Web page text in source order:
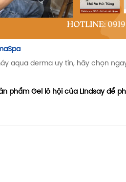
aqua derma uy tín, hãy chọn
phẩm Gel lô hội của LIndsay để